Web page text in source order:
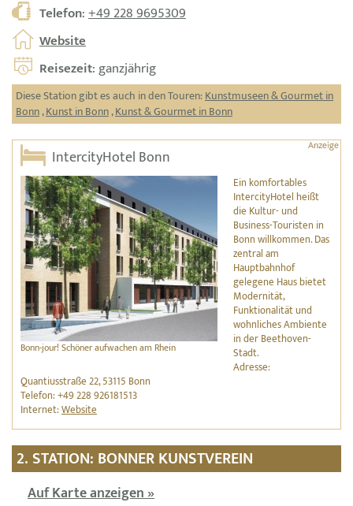
Telefon:+49 228 9695309
Website
Reisezeit: ganzjährig
Diese Station gibt es auch in den Touren:Kunstmuseen & Gourmet in
Bonn,Kunst in Bonn,Kunst & Gourmet in Bonn
IntercityHotel Bonn
Bonn-jour! Schöner aufwachen am Rhein
Ein komfortables
IntercityHotel heißt
die Kultur- und
Business-Touristen in
Bonn willkommen. Das
zentral am
Hauptbahnhof
gelegene Haus bietet
Modernität,
Funktionalität und
wohnliches Ambiente
in der Beethoven-
Stadt.
Adresse:
Quantiusstraße 22, 53115 Bonn
Telefon: +49 228 926181513
Internet:Website
2. STATION: BONNER KUNSTVEREIN
Auf Karte anzeigen »